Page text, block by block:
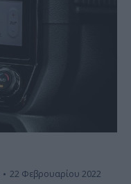
22 Φεβρουαρίου 2022